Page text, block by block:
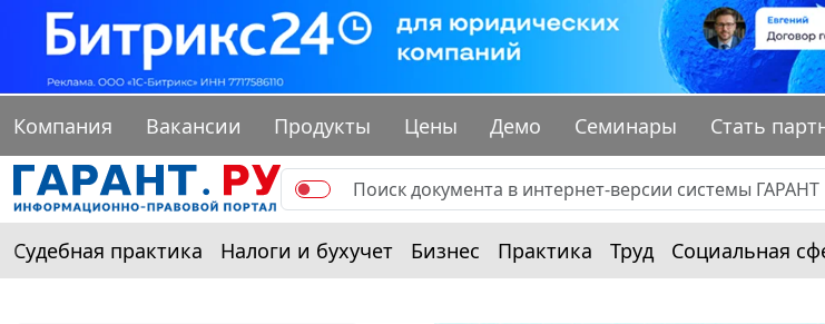
Компания Вакансии Продукты Цены Демо Семинары Стать
Судебная практика Налоги и бухучет Бизнес Практика Труд Социальная